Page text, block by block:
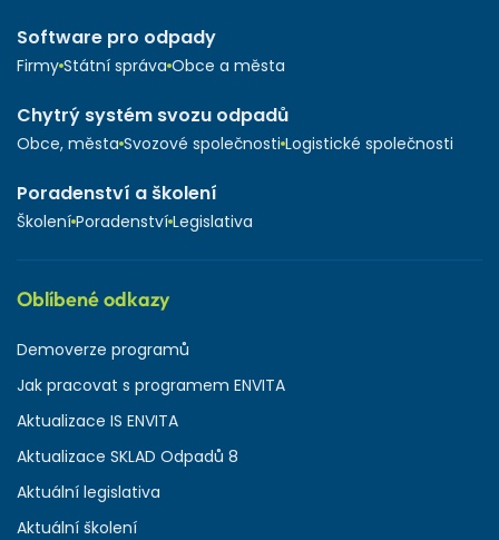
Software pro odpady
Firmy Státní správa Obce a města
Chytrý systém svozu odpadů
Obce, města Svozové společnosti Logistické společnosti
Poradenství a školení
Školení Poradenství Legislativa
Oblíbené odkazy
Demoverze programů
Jak pracovat s programem ENVITA
Aktualizace IS ENVITA
Aktualizace SKLAD Odpadů 8
Aktuální legislativa
Aktuální školení